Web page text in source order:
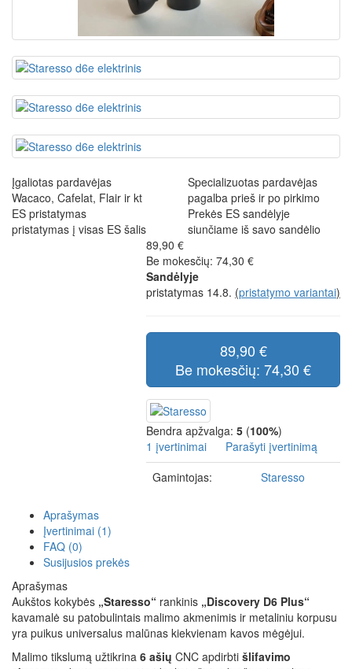
Įgaliotas pardavėjas
Wacaco, Cafelat, Flair ir kt
Specializuotas pardavėjas
pagalba prieš ir po pirkimo
ES pristatymas
pristatymas į visas ES šalis
Prekės ES sandėlyje
siunčiame iš savo sandėlio
89,90 €
Be mokesčių: 74,30 €
Sandėlyje
pristatymas 14.8. (pristatymo variantai)
89,90 €
Be mokesčių: 74,30 €
Bendra apžvalga: 5 (100%)
1 įvertinimai
Parašyti įvertinimą
Gamintojas:
Staresso
Aprašymas
Įvertinimai (1)
FAQ (0)
Susijusios prekės
Aprašymas
Aukštos kokybės „Staresso“ rankinis „Discovery D6 Plus“
kavamalė su patobulintais malimo akmenimis ir metaliniu korpusu
yra puikus universalus malūnas kiekvienam kavos mėgėjui.
Malimo tikslumą užtikrina 6 ašių CNC apdirbti šlifavimo